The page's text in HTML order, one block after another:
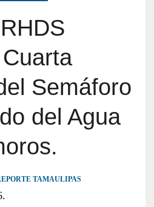
Semáforo
del Agua
TAMAULIPAS